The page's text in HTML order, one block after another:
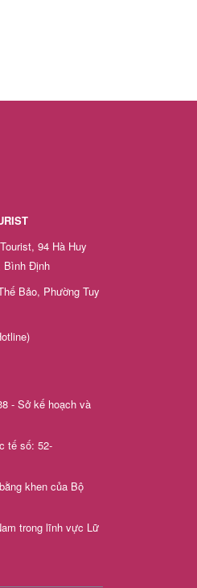
94 Hà Huy
Bình Định
Bảo, Phường Tuy
- Sở kế hoạch và
tế số: 52-
khen của Bộ
trong lĩnh vực Lữ